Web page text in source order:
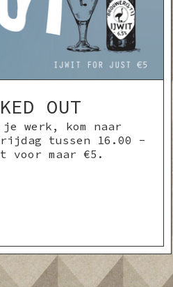
OUT
werk, kom naar
tussen 16.00 -
voor maar €5.